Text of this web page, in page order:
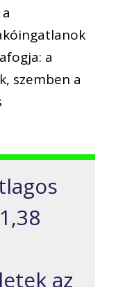
a
szemben a
az